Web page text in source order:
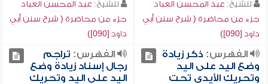
للشيخ: عبد المحسن العباد
جزء من محاضرة ( شرح سنن أبي
داود [090])
للشيخ: عبد المحسن العباد
جزء من محاضرة ( شرح سنن أبي
داود [090])
الفهرس: ذكر زيادة
وضع اليد على اليد
وتحريك الأيدي تحت
الفهرس: تراجم
رجال إسناد زيادة وضع
اليد على اليد وتحريك